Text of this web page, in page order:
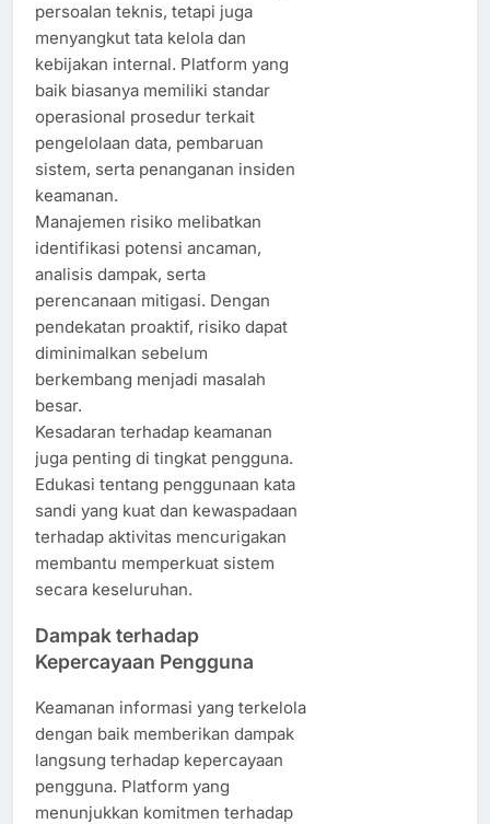
persoalan teknis, tetapi juga
menyangkut tata kelola dan
kebijakan internal. Platform yang
baik biasanya memiliki standar
operasional prosedur terkait
pengelolaan data, pembaruan
sistem, serta penanganan insiden
keamanan.
Manajemen risiko melibatkan
identifikasi potensi ancaman,
analisis dampak, serta
perencanaan mitigasi. Dengan
pendekatan proaktif, risiko dapat
diminimalkan sebelum
berkembang menjadi masalah
besar.
Kesadaran terhadap keamanan
juga penting di tingkat pengguna.
Edukasi tentang penggunaan kata
sandi yang kuat dan kewaspadaan
terhadap aktivitas mencurigakan
membantu memperkuat sistem
secara keseluruhan.
Dampak terhadap
Kepercayaan Pengguna
Keamanan informasi yang terkelola
dengan baik memberikan dampak
langsung terhadap kepercayaan
pengguna. Platform yang
menunjukkan komitmen terhadap